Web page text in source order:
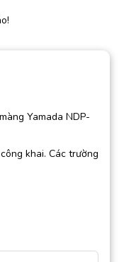
Yamada NDP-
khai. Các trường